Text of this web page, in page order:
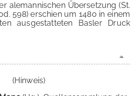
alemannischen Übersetzung (St.
598) erschien um 1480 in einem
ausgestatteten Basler Druck
(Hinweis)